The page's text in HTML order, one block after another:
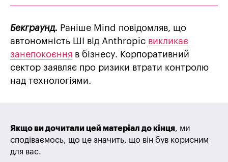
Бекграунд. Раніше Mind повідомляв, що
автономність ШІ від Anthropic викликає
занепокоєння в бізнесу. Корпоративний
сектор заявляє про ризики втрати контролю
над технологіями.
Якщо ви дочитали цей матеріал до кінця, ми
сподіваємось, що це значить, що він був корисним
для вас.